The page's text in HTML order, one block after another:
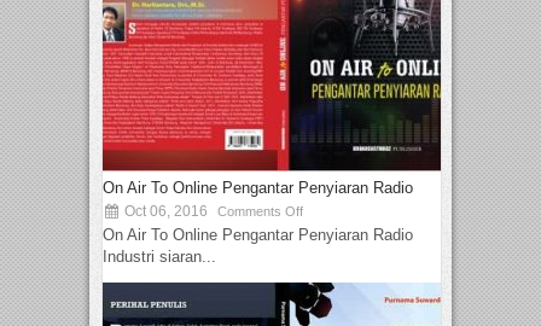
On Air To Online Pengantar Penyiaran Radio
Oct 06, 2016 Comments Off
On Air To Online Pengantar Penyiaran Radio
Industri siaran...